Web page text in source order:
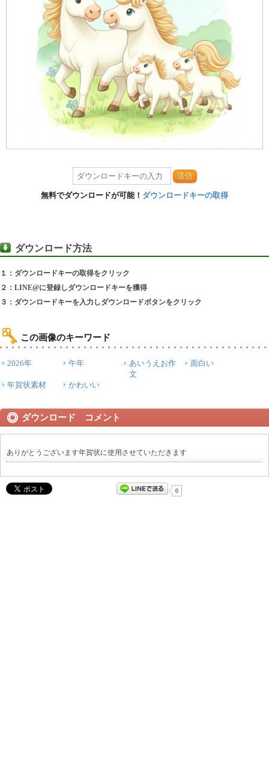
送信
無料でダウンロードが可能！ ダウンロードキーの取得
ダウンロード方法
１：ダウンロードキーの取得をクリック
２：LINE@に登録しダウンロードキーを獲得
３：ダウンロードキーを入力しダウンロードボタンをクリック
この画像のキーワード
2026年 午年
あいうえお作
文
面白い
年賀状素材 かわいい
ダウンロード コメント
ありがとうございます年賀状に使用させていただきます
0